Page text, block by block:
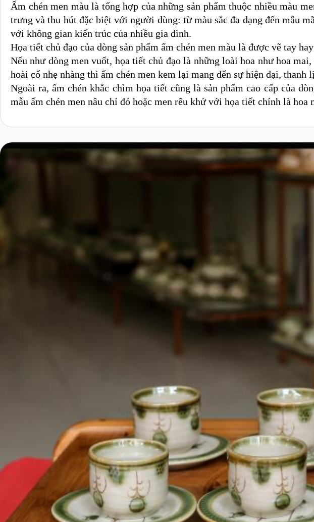
Ấm chén men màu là tổng hợp của những sản phẩm thuộc nhiều màu
trưng và thu hút đặc biệt với người dùng: từ màu sắc đa dạng đến mẫu
với không gian kiến trúc của nhiều gia đình.
Họa tiết chủ đạo của dòng sản phẩm ấm chén men màu là được vẽ tay
Nếu như dòng men vuốt, họa tiết chủ đạo là những loài hoa như hoa
hoài cổ nhẹ nhàng thì ấm chén men kem lại mang đến sự hiện đại, thanh
Ngoài ra, ấm chén khắc chìm họa tiết cũng là sản phẩm cao cấp của
mẫu ấm chén men nâu chỉ đỏ hoặc men rêu khử với họa tiết chính là hoa